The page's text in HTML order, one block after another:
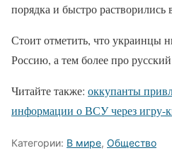
порядка и быстро растворились
Стоит отметить, что украинцы
Россию, а тем более про
Читайте также: оккупанты
информации о ВСУ через игру-
Категории: В мире, Общество